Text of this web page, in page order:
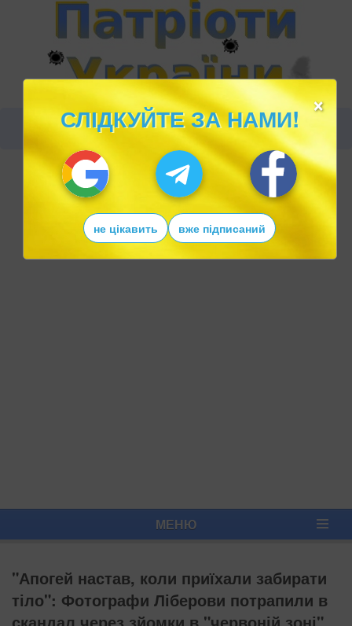
МЕНЮ
"Апогей настав, коли приїхали забирати
тіло": Фотографи Ліберови потрапили в
×
СЛІДКУЙТЕ ЗА НАМИ!
не цікавить вже підписаний